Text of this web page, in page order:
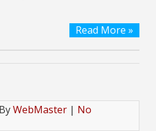
Read More »
WebMaster | No